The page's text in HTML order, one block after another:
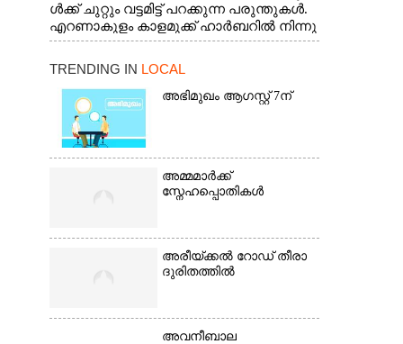
ൾക്ക് ചുറ്റും വട്ടമിട്ട് പറക്കുന്ന പരുന്തുകൾ.
എറണാകുളം കാളമുക്ക് ഹാർബറിൽ നിന്നു
ള്ള കാഴ്ച
TRENDING IN LOCAL
അഭിമുഖം ആഗസ്റ്റ് 7ന്
അമ്മമാർക്ക്
സ്നേഹപ്പൊതികൾ
അരീയ്ക്കൽ റോഡ് തീരാ
ദുരിതത്തിൽ
അവനീബാല